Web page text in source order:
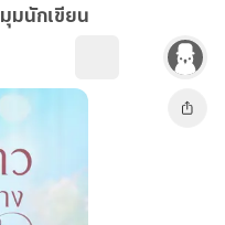
มุมนักเขียน